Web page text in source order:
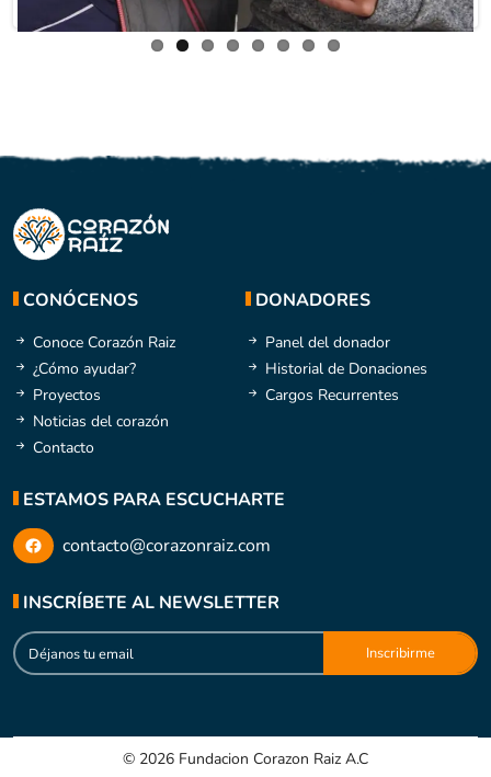
CONÓCENOS
Conoce Corazón Raiz
¿Cómo ayudar?
Proyectos
Noticias del corazón
Contacto
DONADORES
Panel del donador
Historial de Donaciones
Cargos Recurrentes
ESTAMOS PARA ESCUCHARTE
contacto@corazonraiz.com
INSCRÍBETE AL NEWSLETTER
© 2026 Fundacion Corazon Raiz A.C